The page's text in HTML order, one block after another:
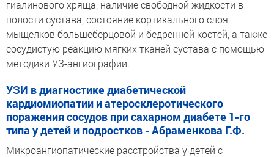
гиалинового хряща, наличие свободной жидкости в
полости сустава, состояние кортикального слоя
мыщелков большеберцовой и бедренной костей, а также
сосудистую реакцию мягких тканей сустава с помощью
методики УЗ-ангиографии.
УЗИ в диагностике диабетической
кардиомиопатии и атеросклеротического
поражения сосудов при сахарном диабете 1-го
типа у детей и подростков - Абраменкова Г.Ф.
Микроангиопатические расстройства у детей с